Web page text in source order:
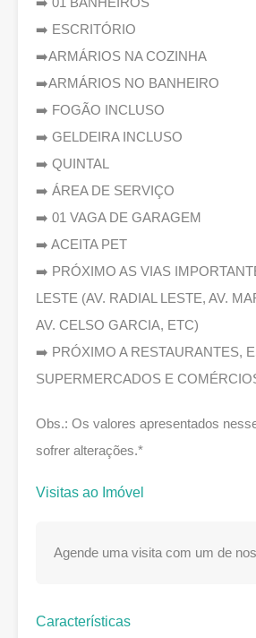
➡️ ESCRITÓRIO
➡️ARMÁRIOS NA COZINHA
➡️ARMÁRIOS NO BANHEIRO
➡️ FOGÃO INCLUSO
➡️ GELDEIRA INCLUSO
➡️ QUINTAL
➡️ ÁREA DE SERVIÇO
➡️ 01 VAGA DE GARAGEM
➡️ ACEITA PET
➡️ PRÓXIMO AS VIAS
LESTE (AV. RADIAL LESTE, AV.
AV. CELSO GARCIA, ETC)
➡️ PRÓXIMO A RESTAURANTES,
SUPERMERCADOS E
Obs.: Os valores apresentados
sofrer alterações.*
Visitas ao Imóvel
Agende uma visita com um de
Características